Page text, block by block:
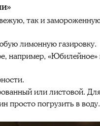
так и
лимонную газировку.
например,
или листовой.
просто погрузить в воду.